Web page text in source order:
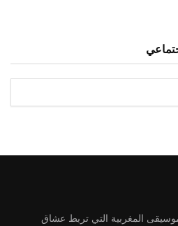
المغربية التي تربط عشاق